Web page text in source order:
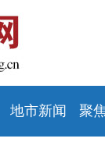
地市新闻 聚